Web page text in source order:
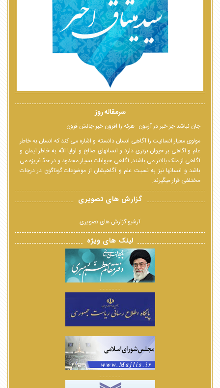
سرمقاله روز
جان نباشد جز خبر در آزمون--هرکه را افزون خبر جانش فزون
مولوی معیار انسانیت را آگاهی انسان دانسته و اشاره می کند که انسان به خاطر
علم و اگاهی بر حیوان برتری دارد و انسانهای صالح و اولیا الله به خاطر ایمان و
آگاهی از ملک بالاتر می باشند. آگاهی حیوانات بسیار محدود و در حدّ غریزه می
باشد و انسانها نیز به نسبت علم و آگاهیشان از موضوعات گوناگون در درجات
مختلفی قرار میگیرند.
گزارش های تصویری
آرشیو گزارش های تصویری
لینک های ویژه
................
................
................